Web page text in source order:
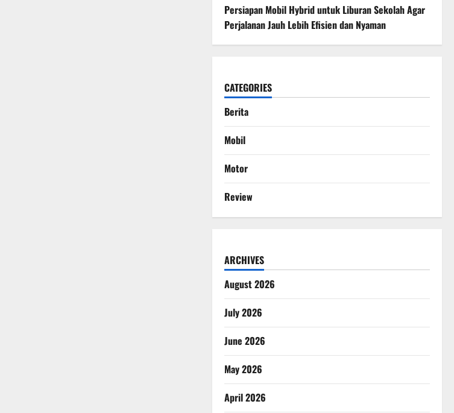
Persiapan Mobil Hybrid untuk Liburan Sekolah Agar
Perjalanan Jauh Lebih Efisien dan Nyaman
CATEGORIES
Berita
Mobil
Motor
Review
ARCHIVES
August 2026
July 2026
June 2026
May 2026
April 2026